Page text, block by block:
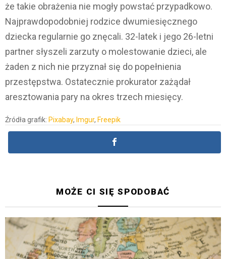
że takie obrażenia nie mogły powstać przypadkowo.
Najprawdopodobniej rodzice dwumiesięcznego
dziecka regularnie go znęcali. 32-latek i jego 26-letni
partner słyszeli zarzuty o molestowanie dzieci, ale
żaden z nich nie przyznał się do popełnienia
przestępstwa. Ostatecznie prokurator zażądał
aresztowania pary na okres trzech miesięcy.
Źródła grafik: Pixabay, Imgur, Freepik
MOŻE CI SIĘ SPODOBAĆ